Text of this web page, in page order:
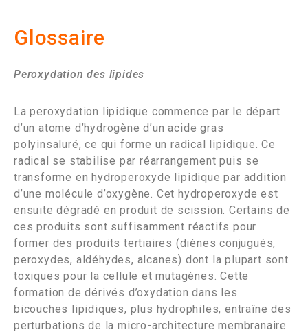
Glossaire
Peroxydation des lipides
La peroxydation lipidique commence par le départ
d’un atome d’hydrogène d’un acide gras
polyinsaluré, ce qui forme un radical lipidique. Ce
radical se stabilise par réarrangement puis se
transforme en hydroperoxyde lipidique par addition
d’une molécule d’oxygène. Cet hydroperoxyde est
ensuite dégradé en produit de scission. Certains de
ces produits sont suffisamment réactifs pour
former des produits tertiaires (diènes conjugués,
peroxydes, aldéhydes, alcanes) dont la plupart sont
toxiques pour la cellule et mutagènes. Cette
formation de dérivés d’oxydation dans les
bicouches lipidiques, plus hydrophiles, entraîne des
perturbations de la micro-architecture membranaire